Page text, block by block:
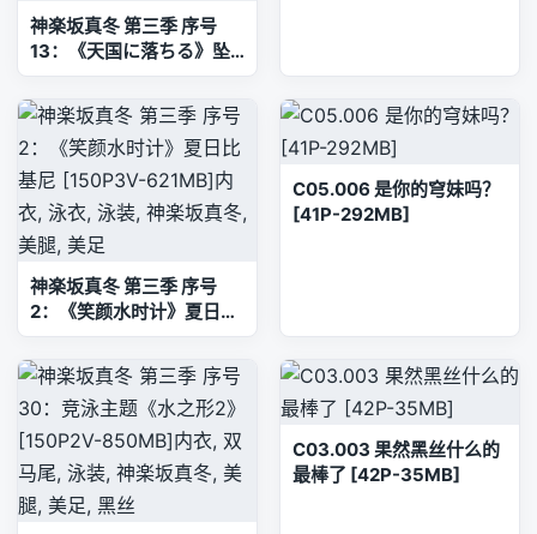
神楽坂真冬 第三季 序号
13：《天国に落ちる》坠
入天堂 [150P2V-594MB]
内衣, 双马尾, 白丝, 神楽坂
真冬, 美腿, 美足, 高跟鞋,
黑丝
神楽坂真冬 第三季 序号
2：《笑颜水时计》夏日比
基尼 [150P3V-621MB]内
衣, 泳衣, 泳装, 神楽坂真冬,
美腿, 美足
C05.006 是你的穹妹吗？
[41P-292MB]
C03.003 果然黑丝什么的
最棒了 [42P-35MB]